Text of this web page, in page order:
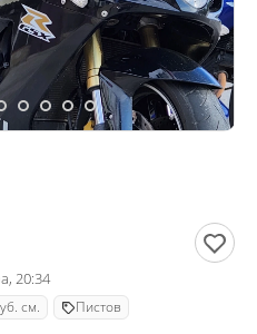
20:34
см. Пистов